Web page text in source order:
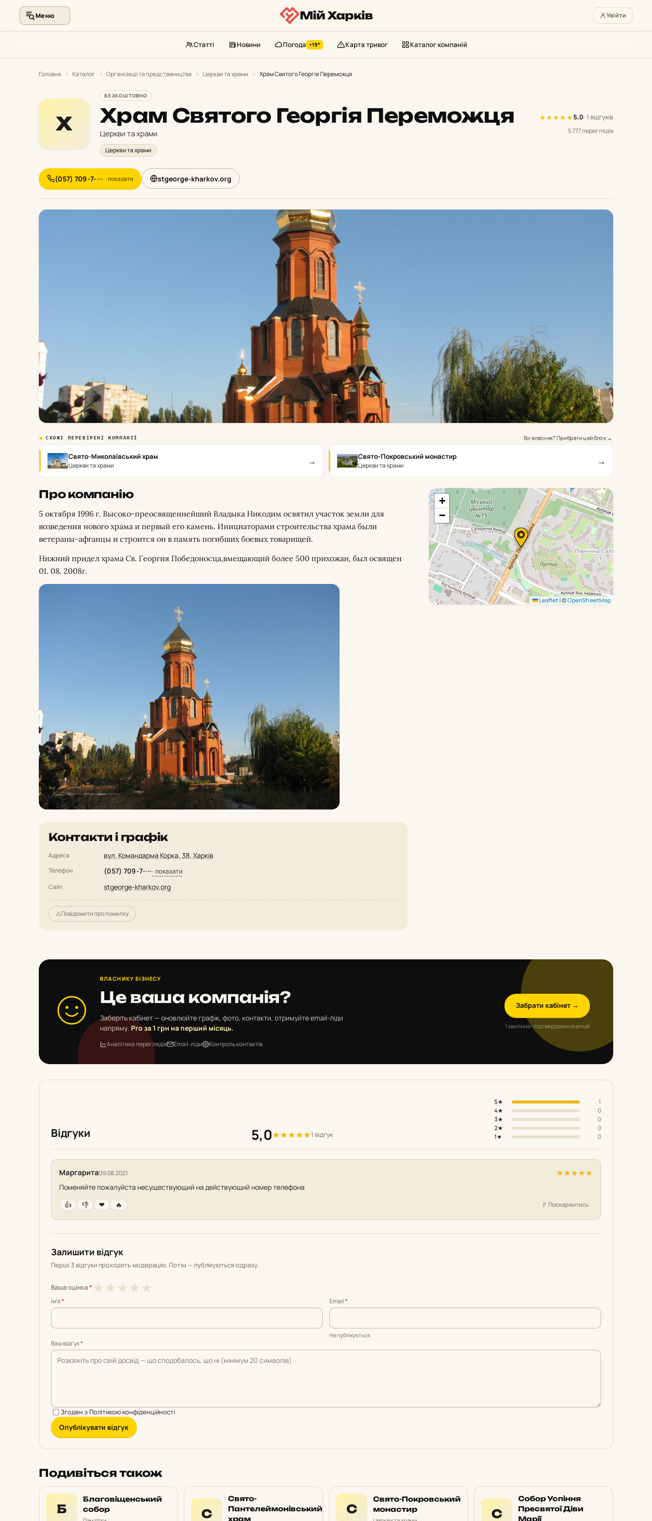
Меню Мій Харків Увійти
Статті Новини Погода +19° Карта тривог Каталог компаній
Головна › Каталог › Організації та представництва › Церкви та храми › Храм Святого Георгія Переможця
Х
БЕЗКОШТОВНО
Храм Святого Георгія Переможця
Церкви та храми
Церкви та храми
★★★★★5,0· 1 відгуків
5 777 переглядів
(057) 709-7-··· · показати stgeorge-kharkov.org
СХОЖІ ПЕРЕВІРЕНІ КОМПАНІЇ Ви власник? Прибрати цей блок →
Свято-Миколаївський храм
Церкви та храми → Свято-Покровський монастир
Церкви та храми →
Про компанію
5 октября 1996 г. Высоко-преосвященнейший Владыка Никодим освятил участок земли для
возведения нового храма и первый его камень. Инициаторами строительства храма были
ветераны-афганцы и строится он в память погибших боевых товарищей.
Нижний придел храма Св. Георгия Победоносца,вмещающий более 500 прихожан, был освящен
01. 08. 2008г.
Контакти і графік
Адреса вул. Командарма Корка, 38, Харків
Телефон (057) 709-7-···· показати
Сайт stgeorge-kharkov.org
⚠️Повідомити про помилку
+
−
Leaflet|©OpenStreetMap
ВЛАСНИКУ БІЗНЕСУ
Це ваша компанія?
Заберіть кабінет — оновлюйте графік, фото, контакти, отримуйте email-ліди
напряму. Pro за 1 грн на перший місяць.
Аналітика переглядів Email-ліди Контроль контактів
Забрати кабінет →
1 хвилина · підтвердження email
Відгуки 5,0★★★★★1 відгук
5★
1
4★
0
3★
0
2★
0
1★
0
Маргарита09.08.2021 ★★★★★
Поменяйте пожалуйста несуществующий на действующий номер телефона
👍
👎 ❤ 🔥 🚩 Поскаржитись
Залишити відгук
Перші 3 відгуки проходять модерацію. Потім — публікуються одразу.
Ваша оцінка* ★
5
★4
5
★3
5
★2
5
★1
5
Імʼя* Email*
Не публікується
Ваш відгук*
Згоден з Політикою конфіденційності
Опублікувати відгук
Подивіться також
Б
Благовіщенський
собор
С
Свято-
Пантелеймонівський
храм
С
Свято-Покровський
монастир
С
Собор Успіння
Пресвятої Діви
Марії